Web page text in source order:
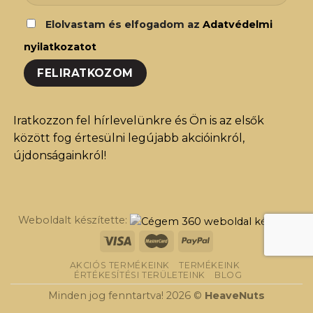
Elolvastam és elfogadom az Adatvédelmi
nyilatkozatot
Iratkozzon fel hírlevelünkre és Ön is az elsők
között fog értesülni legújabb akcióinkról,
újdonságainkról!
Weboldalt készítette:
AKCIÓS TERMÉKEINK
TERMÉKEINK
ÉRTÉKESÍTÉSI TERÜLETEINK
BLOG
Minden jog fenntartva! 2026 © HeaveNuts